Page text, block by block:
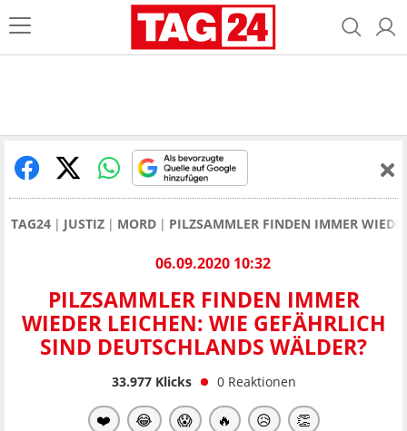
TAG24 JUSTIZ MORD PILZSAMMLER FINDEN IMMER
06.09.2020 10:32
PILZSAMMLER FINDEN IMMER
WIEDER LEICHEN: WIE GEFÄHRLICH
SIND DEUTSCHLANDS WÄLDER?
33.977Klicks 0 Reaktionen
❤️ 😂 😱 🔥 😥 👏